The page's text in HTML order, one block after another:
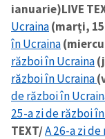
ianuarie)LIVE
Ucraina(marți,
în Ucraina
război în Ucraina
război în Ucraina
de război în
25-a zi de război
TEXT/A 26-a zi